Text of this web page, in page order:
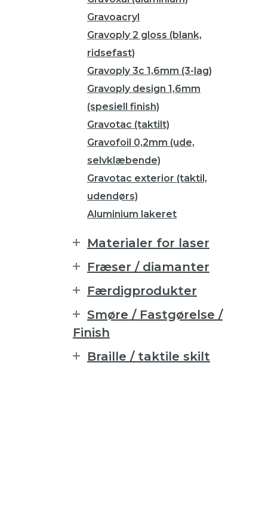
Gravoacryl
Gravoply 2 gloss (blank,
ridsefast)
Gravoply 3c 1,6mm (3-lag)
Gravoply design 1,6mm
(spesiell finish)
Gravotac (taktilt)
Gravofoil 0,2mm (ude,
selvklæbende)
Gravotac exterior (taktil,
udendørs)
Aluminium lakeret
Materialer for laser
Fræser / diamanter
Færdigprodukter
Smøre / Fastgørelse /
Finish
Braille / taktile skilt